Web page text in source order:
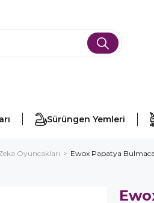
Sürüngen Yemleri
Oyuncakları Ewox Papatya